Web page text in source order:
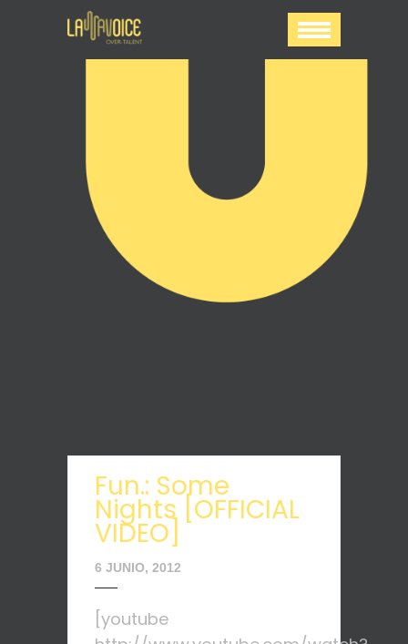
Fun.: Some
Nights [OFFICIAL
VIDEO]
6 JUNIO, 2012
[youtube